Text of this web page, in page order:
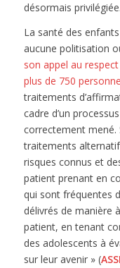
désormais privilégiée.
La santé des
aucune politisation
son appel au
plus de 750
traitements
cadre d’un
correctement mené.
traitements
risques connus et
patient prenant en
qui sont fréquentes
délivrés de manière
patient, en tenant
des adolescents à
sur leur avenir » (